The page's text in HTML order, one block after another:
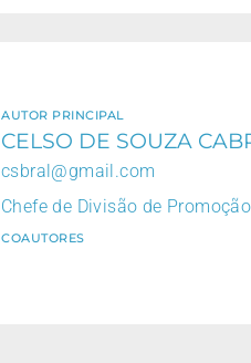
AUTOR PRINCIPAL
CELSO DE SOUZA
csbral@gmail.com
Chefe de Divisão de
COAUTORES